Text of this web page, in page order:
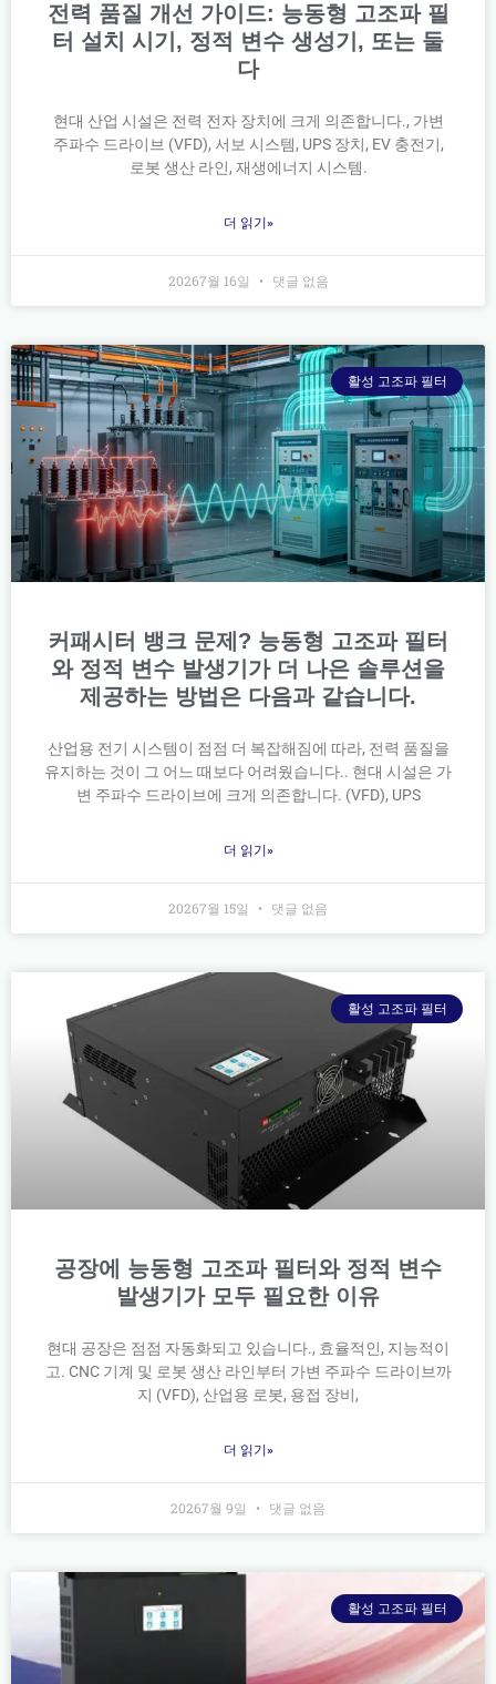
전력 품질 개선 가이드: 능동형 고조파 필
터 설치 시기, 정적 변수 생성기, 또는 둘
다
현대 산업 시설은 전력 전자 장치에 크게 의존합니다., 가변
주파수 드라이브 (VFD), 서보 시스템, UPS 장치, EV 충전기,
로봇 생산 라인, 재생에너지 시스템.
더 읽기»
20267월 16일 댓글 없음
활성 고조파 필터
커패시터 뱅크 문제? 능동형 고조파 필터
와 정적 변수 발생기가 더 나은 솔루션을
제공하는 방법은 다음과 같습니다.
산업용 전기 시스템이 점점 더 복잡해짐에 따라, 전력 품질을
유지하는 것이 그 어느 때보다 어려웠습니다.. 현대 시설은 가
변 주파수 드라이브에 크게 의존합니다. (VFD), UPS
더 읽기»
20267월 15일 댓글 없음
활성 고조파 필터
공장에 능동형 고조파 필터와 정적 변수
발생기가 모두 필요한 이유
현대 공장은 점점 자동화되고 있습니다., 효율적인, 지능적이
고. CNC 기계 및 로봇 생산 라인부터 가변 주파수 드라이브까
지 (VFD), 산업용 로봇, 용접 장비,
더 읽기»
20267월 9일 댓글 없음
활성 고조파 필터